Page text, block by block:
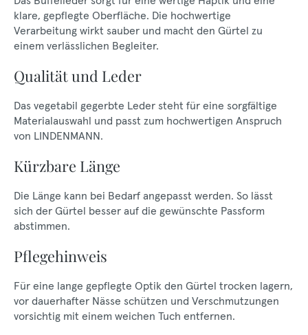
klare, gepflegte Oberfläche. Die hochwertige
Verarbeitung wirkt sauber und macht den Gürtel zu
einem verlässlichen Begleiter.
Qualität und Leder
Das vegetabil gegerbte Leder steht für eine sorgfältige
Materialauswahl und passt zum hochwertigen Anspruch
von LINDENMANN.
Kürzbare Länge
Die Länge kann bei Bedarf angepasst werden. So lässt
sich der Gürtel besser auf die gewünschte Passform
abstimmen.
Pflegehinweis
Für eine lange gepflegte Optik den Gürtel trocken lagern,
vor dauerhafter Nässe schützen und Verschmutzungen
vorsichtig mit einem weichen Tuch entfernen.